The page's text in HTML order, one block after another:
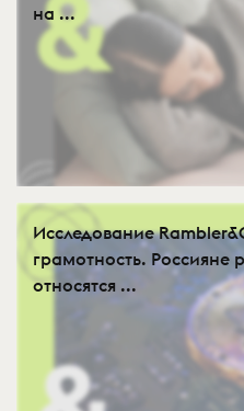
на ...
Исследование
грамотность. Россияне
относятся ...